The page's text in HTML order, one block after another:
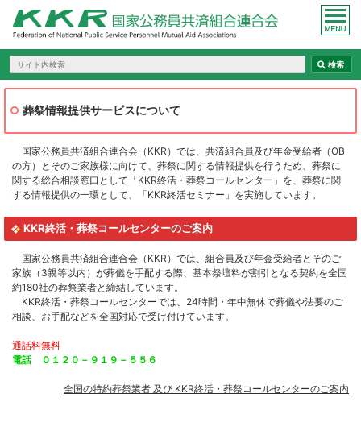
葬祭情報提供サービスについて
国家公務員共済組合連合会（KKR）では、共済組合員及び年金受給者（OB
の方）とそのご家族様に向けて、葬祭に関する情報提供を行うため、葬祭に
関する総合相談窓口として「KKR終活・葬祭コールセンター」を、葬祭に関
する情報提供の一環として、「KKR終活セミナー」を実施しています。
KKR終活・葬祭コールセンターのご案内
国家公務員共済組合連合会（KKR）では、組合員及び年金受給者とそのご
家族（3親等以内）が葬儀を手配する際、基本祭壇料が割引となる契約を全国
約180社の葬祭業者と締結しています。
KKR終活・葬祭コールセンターでは、24時間・年中無休で葬儀や法要のご
相談、お手配などを全国対応で受け付けています。
通話料無料
電話 ０１２０－９１９－５５６
全国の特約葬祭業者 及び KKR終活・葬祭コールセンターのご案内